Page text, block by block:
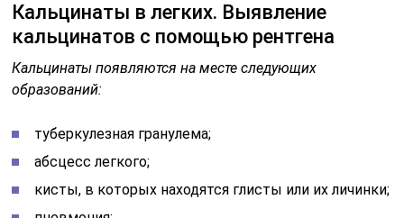
Кальцинаты в легких. Выявление
кальцинатов с помощью рентгена
Кальцинаты появляются на месте следующих
образований:
туберкулезная гранулема;
абсцесс легкого;
кисты, в которых находятся глисты или их личинки;